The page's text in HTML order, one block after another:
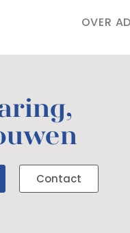
OVER
Contact